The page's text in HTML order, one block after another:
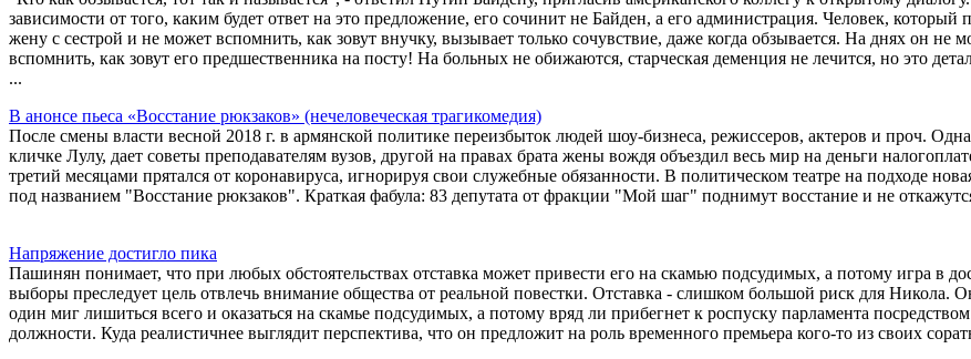
зависимости от того, каким будет ответ на это предложение, его сочинит не Байден, а его администрация. Человек, который
жену с сестрой и не может вспомнить, как зовут внучку, вызывает только сочувствие, даже когда обзывается. На днях он не
вспомнить, как зовут его предшественника на посту! На больных не обижаются, старческая деменция не лечится, но это
...
В анонсе пьеса «Восстание рюкзаков» (нечеловеческая трагикомедия)
После смены власти весной 2018 г. в армянской политике переизбыток людей шоу-бизнеса, режиссеров, актеров и проч.
кличке Лулу, дает советы преподавателям вузов, другой на правах брата жены вождя объездил весь мир на деньги
третий месяцами прятался от коронавируса, игнорируя свои служебные обязанности. В политическом театре на подходе
под названием "Восстание рюкзаков". Краткая фабула: 83 депутата от фракции "Мой шаг" поднимут восстание и не
Напряжение достигло пика
Пашинян понимает, что при любых обстоятельствах отставка может привести его на скамью подсудимых, а потому игра в
выборы преследует цель отвлечь внимание общества от реальной повестки. Отставка - слишком большой риск для Никола.
один миг лишиться всего и оказаться на скамье подсудимых, а потому вряд ли прибегнет к роспуску парламента
должности. Куда реалистичнее выглядит перспектива, что он предложит на роль временного премьера кого-то из своих